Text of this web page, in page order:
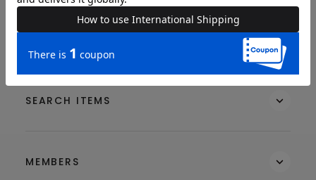
SEARCH ITEMS
MEMBERS